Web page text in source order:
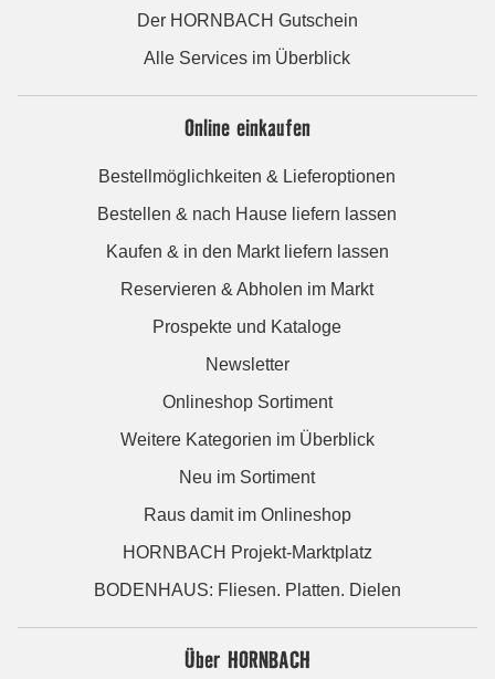
Der HORNBACH Gutschein
Alle Services im Überblick
Online einkaufen
Bestellmöglichkeiten & Lieferoptionen
Bestellen & nach Hause liefern lassen
Kaufen & in den Markt liefern lassen
Reservieren & Abholen im Markt
Prospekte und Kataloge
Newsletter
Onlineshop Sortiment
Weitere Kategorien im Überblick
Neu im Sortiment
Raus damit im Onlineshop
HORNBACH Projekt-Marktplatz
BODENHAUS: Fliesen. Platten. Dielen
Über HORNBACH